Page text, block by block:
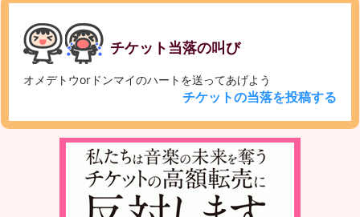
チケット当落の叫び
オメデトウorドンマイのハートを送ってあげよう
チケットの当落を投稿する